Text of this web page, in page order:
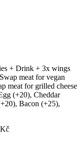
+ Drink + 3x wings
meat for vegan
meat for grilled cheese
(+20), Cheddar
Bacon (+25),
Kč